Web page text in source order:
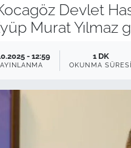
Devlet
Murat Yılmaz
- 12:59 1 DK
OKUNMA SÜRESI